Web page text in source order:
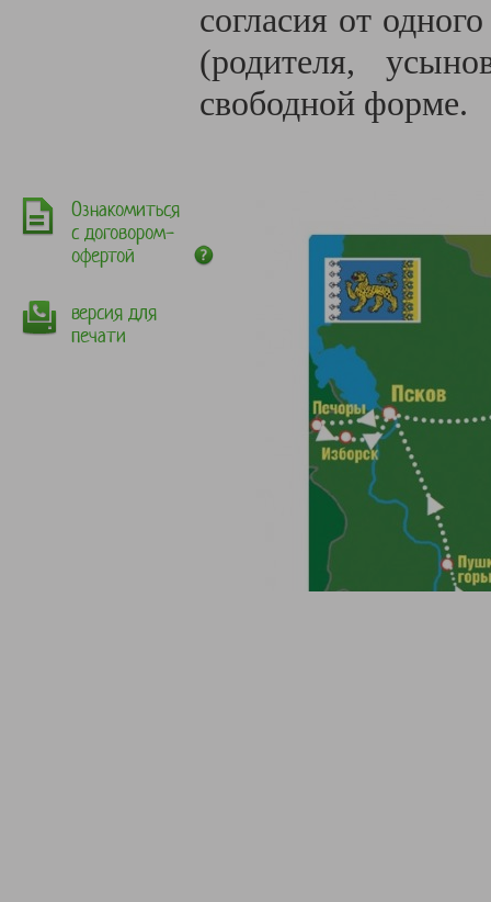
согласия от
(родителя,
свободной форме.
Ознакомиться
с договором-
офертой
версия для
печати